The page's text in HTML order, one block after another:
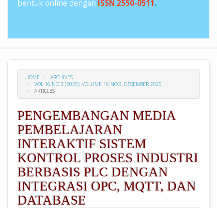
bentuk online denganISSN 2550-0511.
HOME
ARCHIVES
VOL 16 NO 3 (2025): VOLUME 16 NO.3, DESEMBER 2025
ARTICLES
PENGEMBANGAN MEDIA
PEMBELAJARAN
INTERAKTIF SISTEM
KONTROL PROSES INDUSTRI
BERBASIS PLC DENGAN
INTEGRASI OPC, MQTT, DAN
DATABASE